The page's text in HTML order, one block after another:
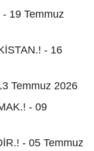
19 Temmuz
- 16
Temmuz 2026
- 09
- 05 Temmuz